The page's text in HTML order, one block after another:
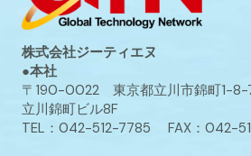
株式会社ジーティエヌ
●本社
〒190-0022 東京都立川市錦町1-8-
立川錦町ビル8F
TEL：042-512-7785 FAX：042-